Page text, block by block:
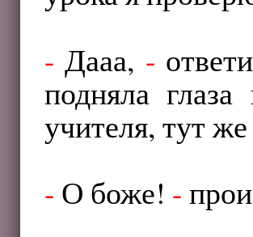
- Дааа, -
подняла
учителя, тут
- О боже! -